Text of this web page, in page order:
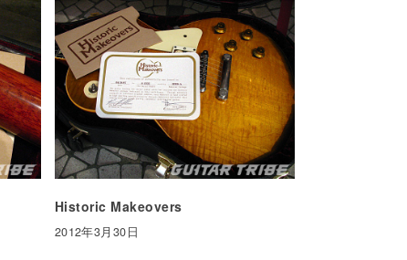
Historic Makeovers
2012年3月30日